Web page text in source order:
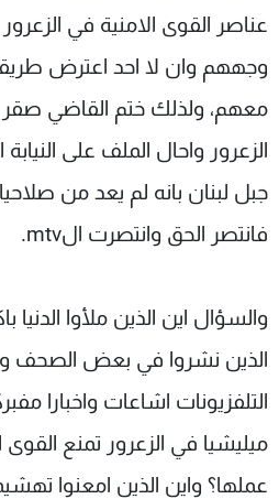
عناصر القوى الامنية في
وجههم وان لا احد اعترض
معهم، ولذلك ختم القاضي
الزعرور واحال الملف على
جبل لبنان بانه لم يعد من
فانتصر الحق وانتصرت الmtv.
والسؤال اين الذين ملأوا
الذين نشروا في بعض الصحف
التلفزيونات اشاعات واخبارا
ميليشيا في الزعرور تمنع
الإنـتـاج
وظائف
تواصل
شروط
سياسة